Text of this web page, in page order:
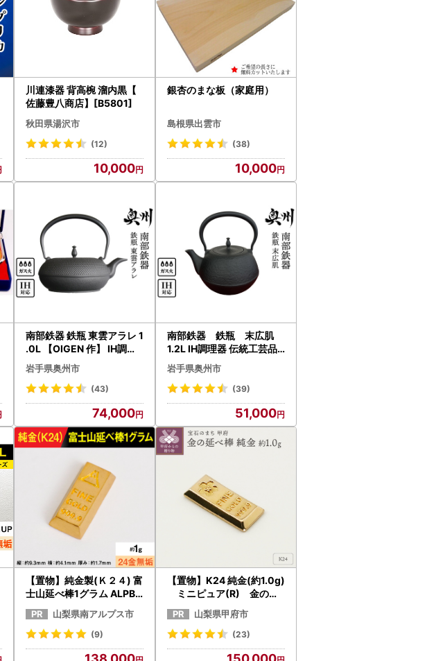
川連漆器 背高椀 溜内黒【
佐藤豊八商店】[B5801]
秋田県湯沢市
(12)
10,000
銀杏のまな板（家庭用）
島根県出雲市
(38)
10,000
南部鉄器 鉄瓶 東雲アラレ 1
.0L 【OIGEN 作】 IH調理
器 伝統工芸品 白湯がオス
スメ！ やかん ケトル キッ
チン用品 食器 日用品 雑貨
[Z0019]
岩手県奥州市
(43)
74,000
南部鉄器 鉄瓶 末広肌
1.2L IH調理器 伝統工芸品
やかん ケトル キッチン用
品 食器 日用品 雑貨[BS01
6]
岩手県奥州市
(39)
51,000
【置物】純金製(Ｋ２４) 富
士山延べ棒1グラム ALPBK
180
山梨県南アルプス市
(9)
【置物】K24 純金(約1.0g)
ミニピュア(R) 金の延
べ棒（SH-0015） 金
山梨県甲府市
(23)